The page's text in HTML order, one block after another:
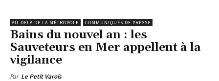
AU-DELÀ DE LA MÉTROPOLE COMMUNIQUÉS DE PRESSE
Bains du nouvel an : les
Sauveteurs en Mer appellent à la
vigilance
Par Le Petit Varois